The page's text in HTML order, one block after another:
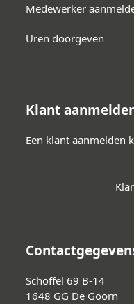
Medewerker
Uren doorgeven
Klant
Een klant aanmelden
Schoffel 69 B-14
1648 GG De Goorn